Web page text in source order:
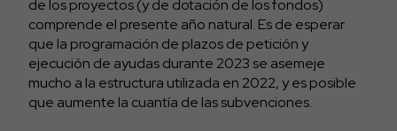
de los proyectos (y de dotación de los fondos)
comprende el presente año natural. Es de esperar
que la programación de plazos de petición y
ejecución de ayudas durante 2023 se asemeje
mucho a la estructura utilizada en 2022, y es posible
que aumente la cuantía de las subvenciones.